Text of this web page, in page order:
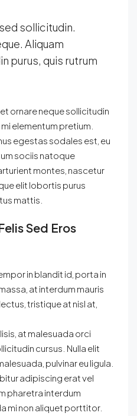
sollicitudin.
Aliquam
purus, quis rutrum
ornare neque sollicitudin
elementum pretium.
egestas sodales est, eu
sociis natoque
montes, nascetur
elit lobortis purus
mattis.
Sed Eros
in blandit id, porta in
at interdum mauris
tristique at nisl at,
at malesuada orci
cursus. Nulla elit
pulvinar eu ligula.
adipiscing erat vel
pharetra interdum
mi non aliquet porttitor.